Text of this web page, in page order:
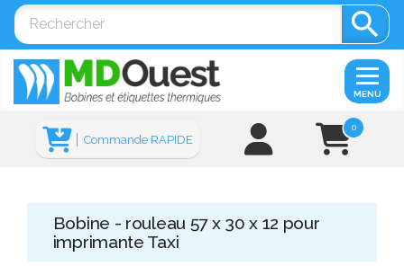

0
Commande RAPIDE
MENU
Bobine - rouleau 57 x 30 x 12 pour
imprimante Taxi